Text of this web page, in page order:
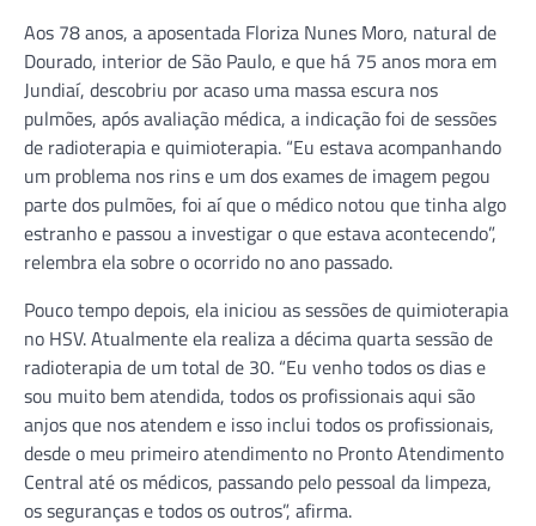
Aos 78 anos, a aposentada Floriza Nunes Moro, natural de
Dourado, interior de São Paulo, e que há 75 anos mora em
Jundiaí, descobriu por acaso uma massa escura nos
pulmões, após avaliação médica, a indicação foi de sessões
de radioterapia e quimioterapia. “Eu estava acompanhando
um problema nos rins e um dos exames de imagem pegou
parte dos pulmões, foi aí que o médico notou que tinha algo
estranho e passou a investigar o que estava acontecendo”,
relembra ela sobre o ocorrido no ano passado.
Pouco tempo depois, ela iniciou as sessões de quimioterapia
no HSV. Atualmente ela realiza a décima quarta sessão de
radioterapia de um total de 30. “Eu venho todos os dias e
sou muito bem atendida, todos os profissionais aqui são
anjos que nos atendem e isso inclui todos os profissionais,
desde o meu primeiro atendimento no Pronto Atendimento
Central até os médicos, passando pelo pessoal da limpeza,
os seguranças e todos os outros”, afirma.